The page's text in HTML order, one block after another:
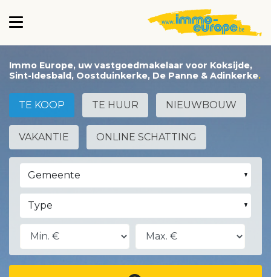
Immo Europe, uw vastgoedmakelaar voor Koksijde,
Sint-Idesbald, Oostduinkerke, De Panne & Adinkerke
TE KOOP TE HUUR NIEUWBOUW
VAKANTIE ONLINE SCHATTING
Gemeente
Type